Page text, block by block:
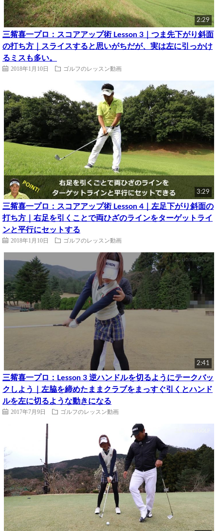
2:29
三觜喜一プロ：スコアアップ術 Lesson 3｜つま先下がり斜面
の打ち方｜スライスすると思いがちだが、実は左に引っかけ
るミスも多い。
2018年1月10日 ゴルフのレッスン動画
3:29
三觜喜一プロ：スコアアップ術 Lesson 4｜左足下がり斜面の
打ち方｜右足を引くことで両ひざのラインをターゲットライ
ンと平行にセットする
2018年1月10日 ゴルフのレッスン動画
2:41
三觜喜一プロ：Lesson 3 逆ハンドルを切るようにテークバッ
クしよう｜左脇を締めたままクラブをまっすぐ引くとハンド
ルを左に切るような動きになる
2017年7月9日 ゴルフのレッスン動画